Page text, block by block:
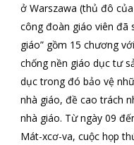
ở Warszawa (thủ đô
công đoàn giáo viên đã
giáo” gồm 15 chương
chống nền giáo dục tư
dục trong đó bảo vệ
nhà giáo, đề cao trách
nhà giáo. Từ ngày 09
Mát-xcơ-va, cuộc họp